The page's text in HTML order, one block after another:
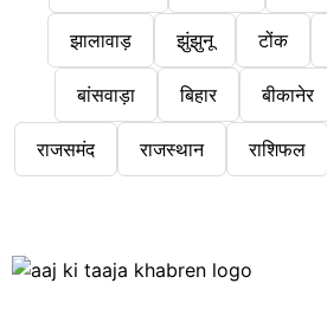
झालावाड़ झुंझुनू टोंक
बांसवाड़ा बिहार बीकानेर
राजसमंद राजस्थान राशिफल